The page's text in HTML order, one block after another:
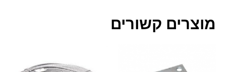
מוצרים קשורים